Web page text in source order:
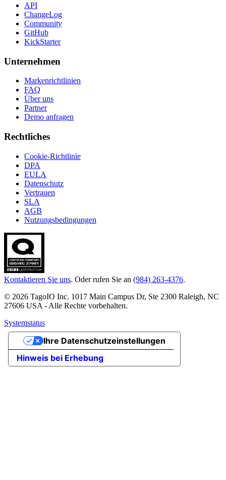
API
ChangeLog
Community
GitHub
KickStarter
Unternehmen
Markenrichtlinien
FAQ
Über uns
Partner
Demo anfragen
Rechtliches
Cookie-Richtlinie
DPA
EULA
Datenschutz
Vertrauen
SLA
AGB
Nutzungsbedingungen
Kontaktieren Sie uns. Oder rufen Sie an (984) 263-4376.
© 2026 TagoIO Inc. 1017 Main Campus Dr, Ste 2300 Raleigh, NC
27606 USA - Alle Rechte vorbehalten.
Systemstatus
Hinweis bei Erhebung
Ihre Datenschutzeinstellungen